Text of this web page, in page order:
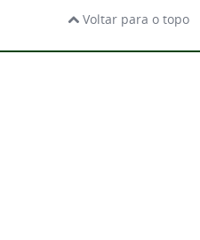
Voltar para o topo